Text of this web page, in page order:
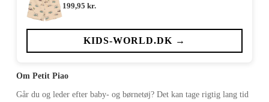
199,95 kr.
KIDS-WORLD.DK →
Om Petit Piao
Går du og leder efter baby- og børnetøj? Det kan tage rigtig lang tid